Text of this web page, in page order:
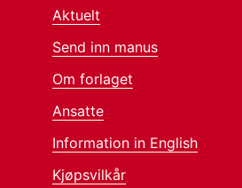
Aktuelt
Send inn manus
Om forlaget
Ansatte
Information in English
Kjøpsvilkår